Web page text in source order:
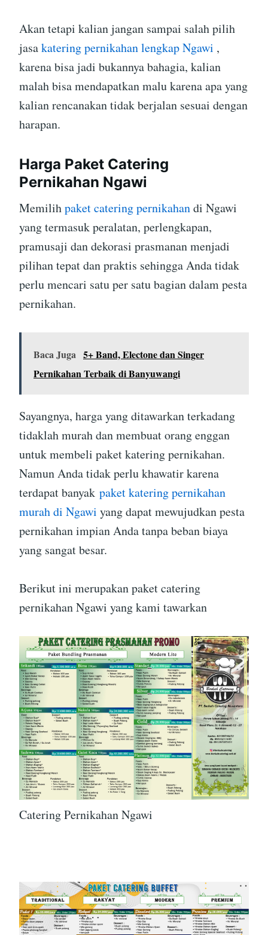
Akan tetapi kalian jangan sampai salah pilih
jasakatering pernikahan lengkap Ngawi ,
karena bisa jadi bukannya bahagia, kalian
malah bisa mendapatkan malu karena apa yang
kalian rencanakan tidak berjalan sesuai dengan
harapan.
Harga Paket Catering
Pernikahan Ngawi
Memilihpaket catering pernikahandi Ngawi
yang termasuk peralatan, perlengkapan,
pramusaji dan dekorasi prasmanan menjadi
pilihan tepat dan praktis sehingga Anda tidak
perlu mencari satu per satu bagian dalam pesta
pernikahan.
Baca Juga 5+ Band, Electone dan Singer
Pernikahan Terbaik di Banyuwangi
Sayangnya, harga yang ditawarkan terkadang
tidaklah murah dan membuat orang enggan
untuk membeli paket katering pernikahan.
Namun Anda tidak perlu khawatir karena
terdapat banyak paket katering pernikahan
murah di Ngawi yang dapat mewujudkan pesta
pernikahan impian Anda tanpa beban biaya
yang sangat besar.
Berikut ini merupakan paket catering
pernikahan Ngawi yang kami tawarkan
Catering Pernikahan Ngawi